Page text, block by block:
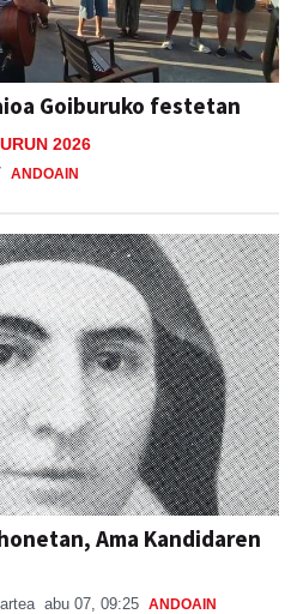
Goiburuko festetan
2026
ANDOAIN
Ama Kandidaren
abu 07, 09:25 ANDOAIN